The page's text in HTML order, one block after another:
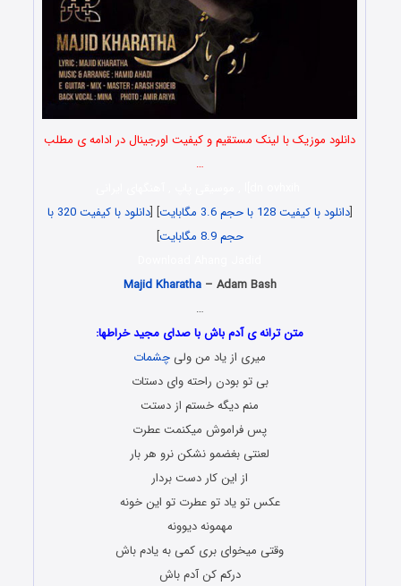
دانلود موزیک با لینک مستقیم و کیفیت اورجینال در ادامه ی مطلب
…
[دانلود با کیفیت 128 با حجم 3.6 مگابایت ] [
دانلود با کیفیت 320 با
حجم 8.9 مگابایت
]
Majid Kharatha– Adam Bash
…
متن ترانه ی آدم باش با صدای مجید خراطها:
میری از یاد من ولی چشمات
بی تو بودن راحته وای دستات
منم دیگه خستم از دستت
پس فراموش میکنمت عطرت
لعنتی بغضمو نشکن نرو هر بار
از این کار دست بردار
عکس تو یاد تو عطرت تو این خونه
مهمونه دیوونه
وقتی میخوای بری کمی به یادم باش
درکم کن آدم باش